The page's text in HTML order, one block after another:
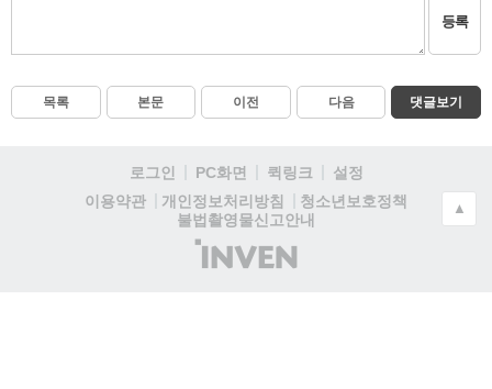
등록
목록 본문 이전 다음 댓글보기
로그인 PC화면 퀵링크
설정
이용약관
개인정보처리방침
청소년보호정책
불법촬영물신고안내
(주)
인
▲